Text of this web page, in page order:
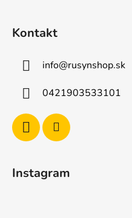
Kontakt
info@rusynshop.sk
0421903533101
Instagram